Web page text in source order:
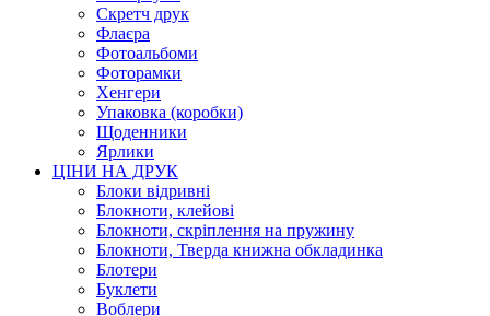
Скретч друк
Флаєра
Фотоальбоми
Фоторамки
Хенгери
Упаковка (коробки)
Щоденники
Ярлики
ЦІНИ НА ДРУК
Блоки відривні
Блокноти, клейові
Блокноти, скріплення на пружину
Блокноти, Тверда книжна обкладинка
Блотери
Буклети
Воблери